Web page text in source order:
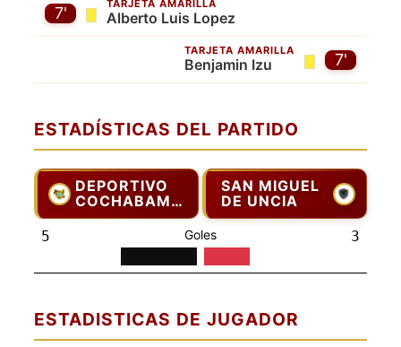
TARJETA AMARILLA
Alberto Luis Lopez
7'
7'
TARJETA AMARILLA
Benjamin Izu
ESTADÍSTICAS DEL PARTIDO
DEPORTIVO
COCHABAMBA
SAN MIGUEL
DE UNCIA
5 Goles 3
ESTADISTICAS DE JUGADOR